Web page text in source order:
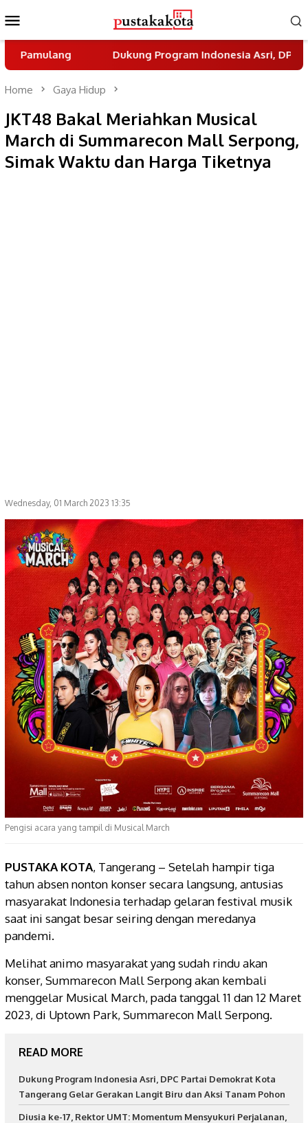
to
contentMenu
Dukung Program Indonesia Asri, DPC Partai
Home Gaya Hidup
JKT48 Bakal Meriahkan Musical
March di Summarecon Mall Serpong,
Simak Waktu dan Harga Tiketnya
Wednesday, 01 March 2023 13:35
Pengisi acara yang tampil di Musical March
PUSTAKA KOTA, Tangerang – Setelah hampir tiga
tahun absen nonton konser secara langsung, antusias
masyarakat Indonesia terhadap gelaran festival musik
saat ini sangat besar seiring dengan meredanya
pandemi.
Melihat animo masyarakat yang sudah rindu akan
konser, Summarecon Mall Serpong akan kembali
menggelar Musical March, pada tanggal 11 dan 12 Maret
2023, di Uptown Park, Summarecon Mall Serpong.
READ MORE
Dukung Program Indonesia Asri, DPC Partai Demokrat Kota
Tangerang Gelar Gerakan Langit Biru dan Aksi Tanam Pohon
Diusia ke-17, Rektor UMT: Momentum Mensyukuri Perjalanan,